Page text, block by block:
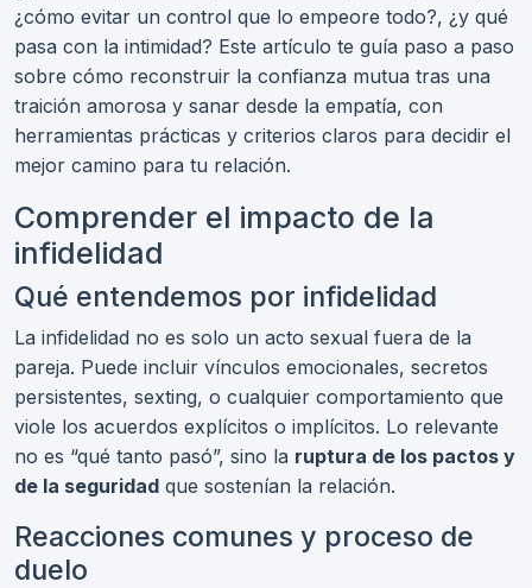
¿cómo evitar un control que lo empeore todo?, ¿y qué
pasa con la intimidad? Este artículo te guía paso a paso
sobre cómo reconstruir la confianza mutua tras una
traición amorosa y sanar desde la empatía, con
herramientas prácticas y criterios claros para decidir el
mejor camino para tu relación.
Comprender el impacto de la
infidelidad
Qué entendemos por infidelidad
La infidelidad no es solo un acto sexual fuera de la
pareja. Puede incluir vínculos emocionales, secretos
persistentes, sexting, o cualquier comportamiento que
viole los acuerdos explícitos o implícitos. Lo relevante
no es “qué tanto pasó”, sino la ruptura de los pactos y
de la seguridad que sostenían la relación.
Reacciones comunes y proceso de
duelo